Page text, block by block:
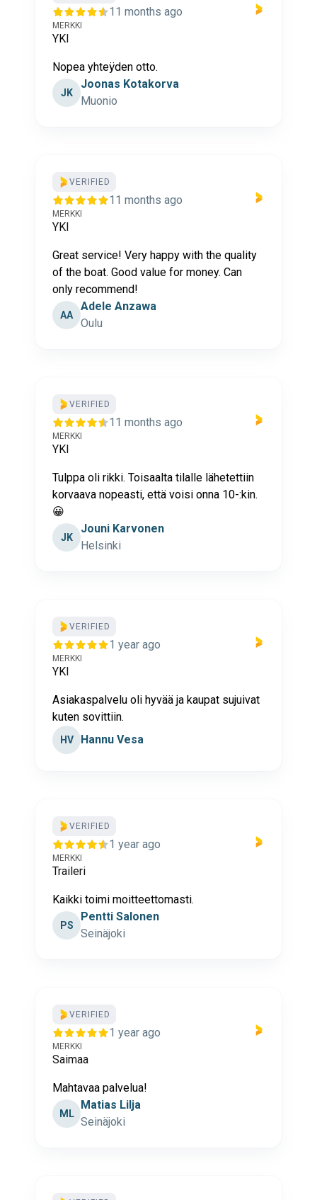
11 months ago
MERKKI
YKI
Nopea yhteÿden otto.
JK
Joonas Kotakorva
Muonio
VERIFIED
11 months ago
MERKKI
YKI
Great service! Very happy with the quality
of the boat. Good value for money. Can
only recommend!
AA
Adele Anzawa
Oulu
VERIFIED
11 months ago
MERKKI
YKI
Tulppa oli rikki. Toisaalta tilalle lähetettiin
korvaava nopeasti, että voisi onna 10-:kin.
😀
JK
Jouni Karvonen
Helsinki
VERIFIED
1 year ago
MERKKI
YKI
Asiakaspalvelu oli hyvää ja kaupat sujuivat
kuten sovittiin.
HV Hannu Vesa
VERIFIED
1 year ago
MERKKI
Traileri
Kaikki toimi moitteettomasti.
PS
Pentti Salonen
Seinäjoki
VERIFIED
1 year ago
MERKKI
Saimaa
Mahtavaa palvelua!
ML
Matias Lilja
Seinäjoki